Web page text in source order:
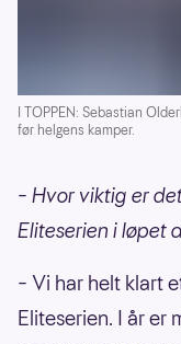
I TOPPEN: Sebastian
før helgens kamper.
– Hvor viktig er
Eliteserien i løpet
– Vi har helt klart
Eliteserien. I år